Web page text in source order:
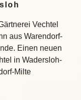
Vechtel
aus Warendorf-
Einen neuen
in Wadersloh-
Milte